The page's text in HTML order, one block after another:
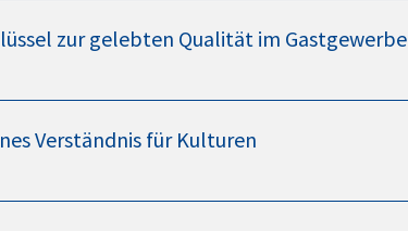
zur gelebten Qualität im Gastgewerbe
Verständnis für Kulturen